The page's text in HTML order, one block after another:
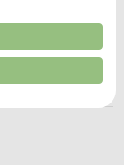
❯
und
zur Auswahl
und in die